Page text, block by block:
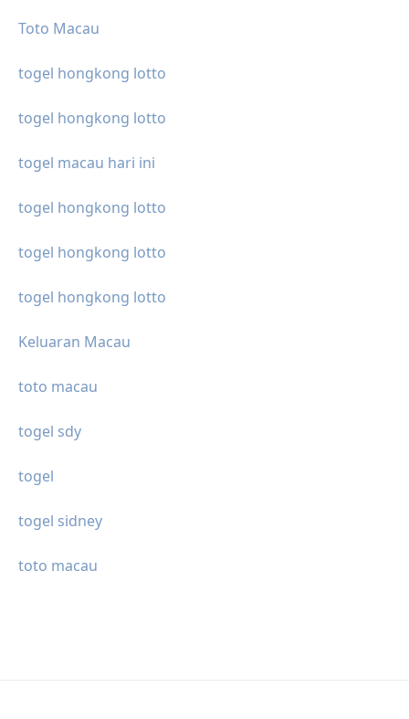
Toto Macau
togel hongkong lotto
togel hongkong lotto
togel macau hari ini
togel hongkong lotto
togel hongkong lotto
togel hongkong lotto
Keluaran Macau
toto macau
togel sdy
togel
togel sidney
toto macau